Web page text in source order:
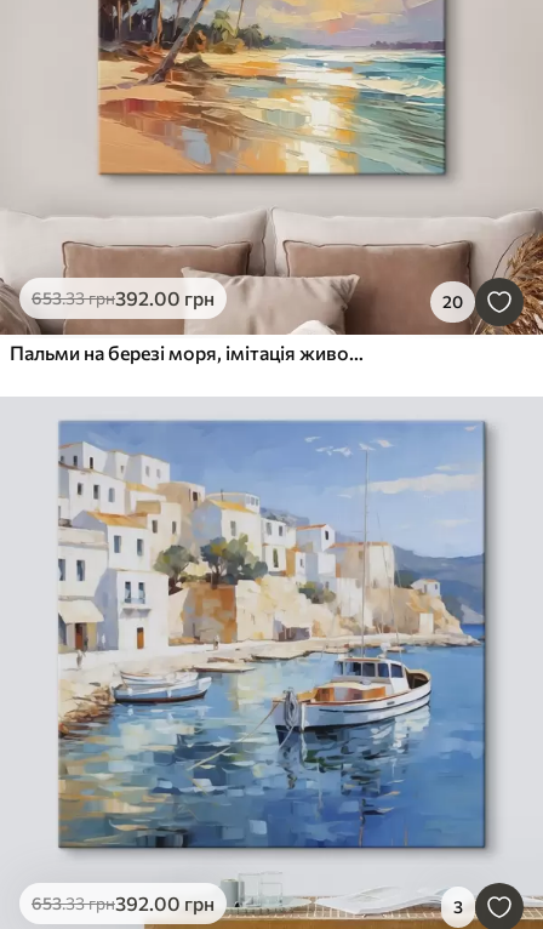
653.33грн392.00 грн 20
Пальми на березі моря, імітація живопису
653.33грн392.00 грн 3